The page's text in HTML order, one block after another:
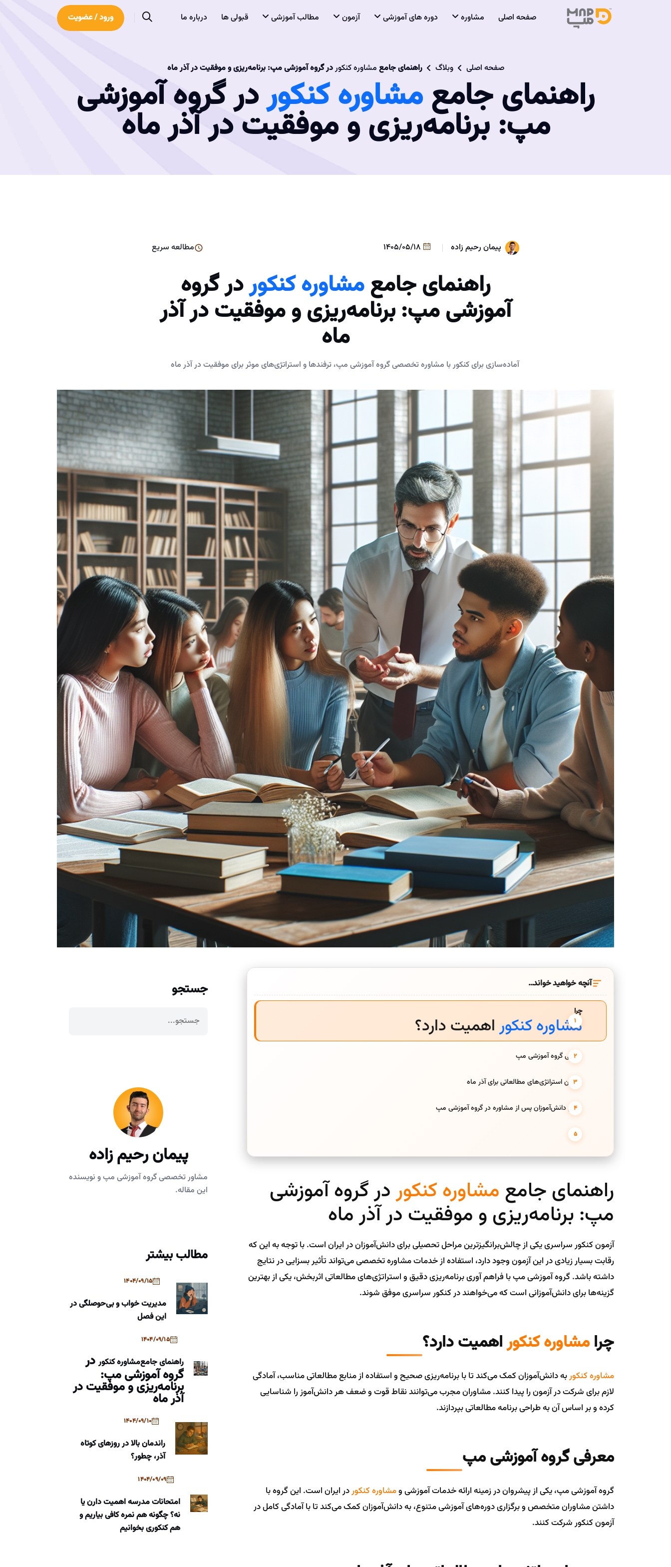
صفحه اصلی مشاوره دوره های آموزشی آزمون مطالب آموزشی قبولی ها درباره ما ورود / عضویت
صفحه اصلی وبلاگ راهنمای جامع مشاوره کنکوردر گروه آموزشی مپ: برنامه‌ریزی و موفقیت در آذر ماه
راهنمای جامعمشاوره کنکوردر گروه آموزشی
مپ: برنامه‌ریزی و موفقیت در آذر ماه
پیمان رحیم زاده مطالعه سریع
راهنمای جامعمشاوره کنکوردر گروه
آموزشی مپ: برنامه‌ریزی و موفقیت در آذر
ماه
آماده‌سازی برای کنکور با مشاوره تخصصی گروه آموزشی مپ، ترفندها و استراتژی‌های موثر برای موفقیت در آذر ماه
آنچه خواهید خواند…
چرا
مشاوره کنکوراهمیت دارد؟
معرفی گروه آموزشی مپ
بهترین استراتژی‌های مطالعاتی برای آذر ماه
نتایج دانش‌آموزان پس از مشاوره در گروه آموزشی مپ
FAQ
راهنمای جامع مشاوره کنکوردر گروه آموزشی
مپ: برنامه‌ریزی و موفقیت در آذر ماه
آزمون کنکور سراسری یکی از چالش‌برانگیزترین مراحل تحصیلی برای دانش‌آموزان در ایران است. با توجه به این که
رقابت بسیار زیادی در این آزمون وجود دارد، استفاده از خدمات مشاوره تخصصی می‌تواند تأثیر بسزایی در نتایج
داشته باشد. گروه آموزشی مپ با فراهم آوری برنامه‌ریزی دقیق و استراتژی‌های مطالعاتی اثربخش، یکی از بهترین
گزینه‌ها برای دانش‌آموزانی است که می‌خواهند در کنکور سراسری موفق شوند.
چرا مشاوره کنکوراهمیت دارد؟
مشاوره کنکوربه دانش‌آموزان کمک می‌کند تا با برنامه‌ریزی صحیح و استفاده از منابع مطالعاتی مناسب، آمادگی
لازم برای شرکت در آزمون را پیدا کنند. مشاوران مجرب می‌توانند نقاط قوت و ضعف هر دانش‌آموز را شناسایی
کرده و بر اساس آن به طراحی برنامه مطالعاتی بپردازند.
معرفی گروه آموزشی مپ
گروه آموزشی مپ، یکی از پیشروان در زمینه ارائه خدمات آموزشی ومشاوره کنکوردر ایران است. این گروه با
داشتن مشاوران متخصص و برگزاری دوره‌های آموزشی متنوع، به دانش‌آموزان کمک می‌کند تا با آمادگی کامل در
آزمون کنکور شرکت کنند.
جستجو
پیمان رحیم زاده
مشاور تخصصی گروه آموزشی مپ و نویسنده
این مقاله.
مطالب بیشتر
1404/09/15
مدیریت خواب و بی‌حوصلگی در
این فصل
1404/09/15
راهنمای جامعمشاوره کنکوردر
گروه آموزشی مپ:
برنامه‌ریزی و موفقیت در
آذر ماه
1404/09/10
راندمان بالا در روزهای کوتاه
آذر، چطور؟
1404/09/09
امتحانات مدرسه اهمیت دارن یا
نه؟ چگونه هم نمره کافی بیاریم و
هم کنکوری بخوانیم